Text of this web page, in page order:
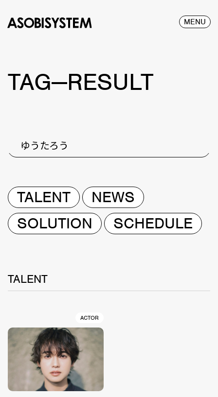
MENU
TAG—RESULT
ゆうたろう
TALENT
NEWS
SOLUTION
SCHEDULE
TALENT
ACTOR